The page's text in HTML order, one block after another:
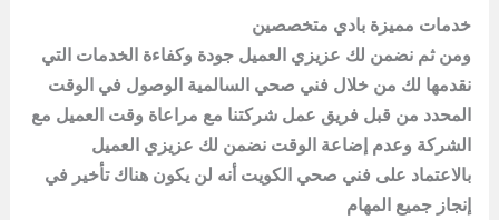
خدمات مميزة بادي متخصصين
ومن ثم نضمن لك عزيزي العميل جودة وكفاءة الخدمات التي
نقدمها لك من خلال فني صحي السالمية الوصول في الوقت
المحدد من قبل فريق عمل شركتنا مع مراعاة وقت العميل مع
الشركة وعدم إضاعة الوقت نضمن لك عزيزي العميل
بالاعتماد على فني صحي الكويت أنه لن يكون هناك تأخير في
إنجاز جميع المهام